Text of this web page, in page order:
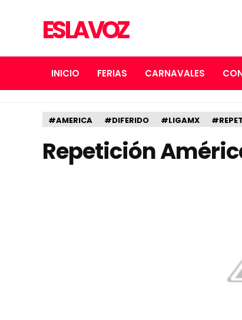
ES LA VOZ
INICIO FERIAS CARNAVALES
#AMERICA #DIFERIDO #LIGAMX
Repetición